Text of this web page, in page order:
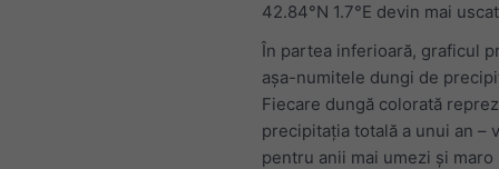
42.84°N 1.7°E devin mai
În partea inferioară, graficul
așa-numitele dungi de
Fiecare dungă colorată
precipitația totală a unui an –
pentru anii mai umezi și